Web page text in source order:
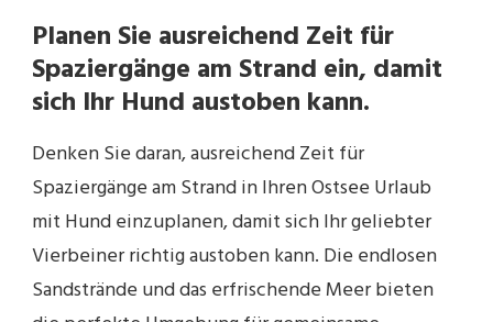
Planen Sie ausreichend Zeit für
Spaziergänge am Strand ein, damit
sich Ihr Hund austoben kann.
Denken Sie daran, ausreichend Zeit für
Spaziergänge am Strand in Ihren Ostsee Urlaub
mit Hund einzuplanen, damit sich Ihr geliebter
Vierbeiner richtig austoben kann. Die endlosen
Sandstrände und das erfrischende Meer bieten